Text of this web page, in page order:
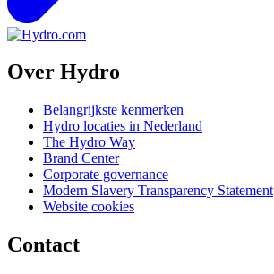
Over Hydro
Belangrijkste kenmerken
Hydro locaties in Nederland
The Hydro Way
Brand Center
Corporate governance
Modern Slavery Transparency Statement
Website cookies
Contact